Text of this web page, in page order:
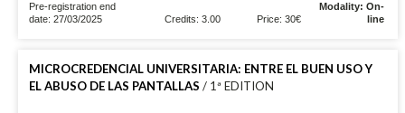
Pre-registration end
date: 27/03/2025
Credits: 3.00 Price: 30€
Modality: On-
line
MICROCREDENCIAL UNIVERSITARIA: ENTRE EL BUEN USO Y
EL ABUSO DE LAS PANTALLAS / 1ª EDITION